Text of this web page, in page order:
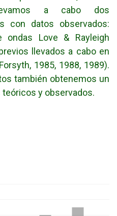
a cabo dos
con datos observados:
Love & Rayleigh
llevados a cabo en
1985, 1988, 1989).
también obtenemos un
y observados.